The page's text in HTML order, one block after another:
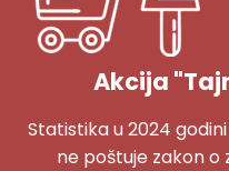
Akcija
Statistika u 2024
ne poštuje zakon